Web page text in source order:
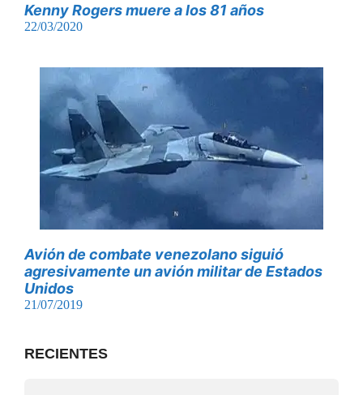
Kenny Rogers muere a los 81 años
22/03/2020
Avión de combate venezolano siguió
agresivamente un avión militar de Estados
Unidos
21/07/2019
RECIENTES